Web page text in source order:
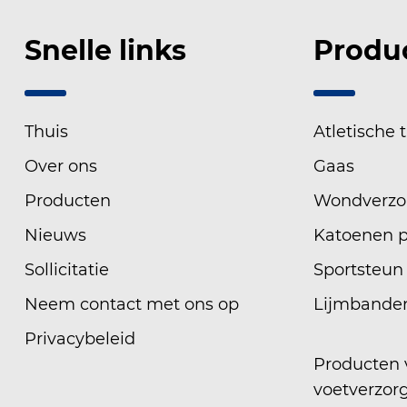
Snelle links
Thuis
Over ons
Producten
Nieuws
Sollicitatie
Neem contact met ons op
Privacybeleid
Atletische
Gaas
Katoenen
Sportsteun
Producten
Leer